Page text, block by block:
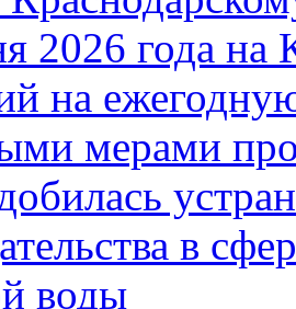
2026 года на
на
мерами
в
воды